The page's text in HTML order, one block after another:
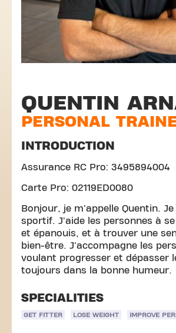
QUENTIN
PERSONAL
INTRODUCTION
Assurance RC Pro: 3495894004
Carte Pro: 02119ED0080
Bonjour, je m'appelle Quentin.
sportif. J'aide les personnes à
et épanouis, et à trouver une
bien-être. J'accompagne les
voulant progresser et dépasser
toujours dans la bonne humeur.
SPECIALITIES
GET FITTER LOSE WEIGHT IMPROVE